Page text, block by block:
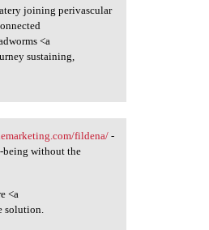
joining perivascular
<a
sustaining,
fildena/ -
without the
<a
solution.